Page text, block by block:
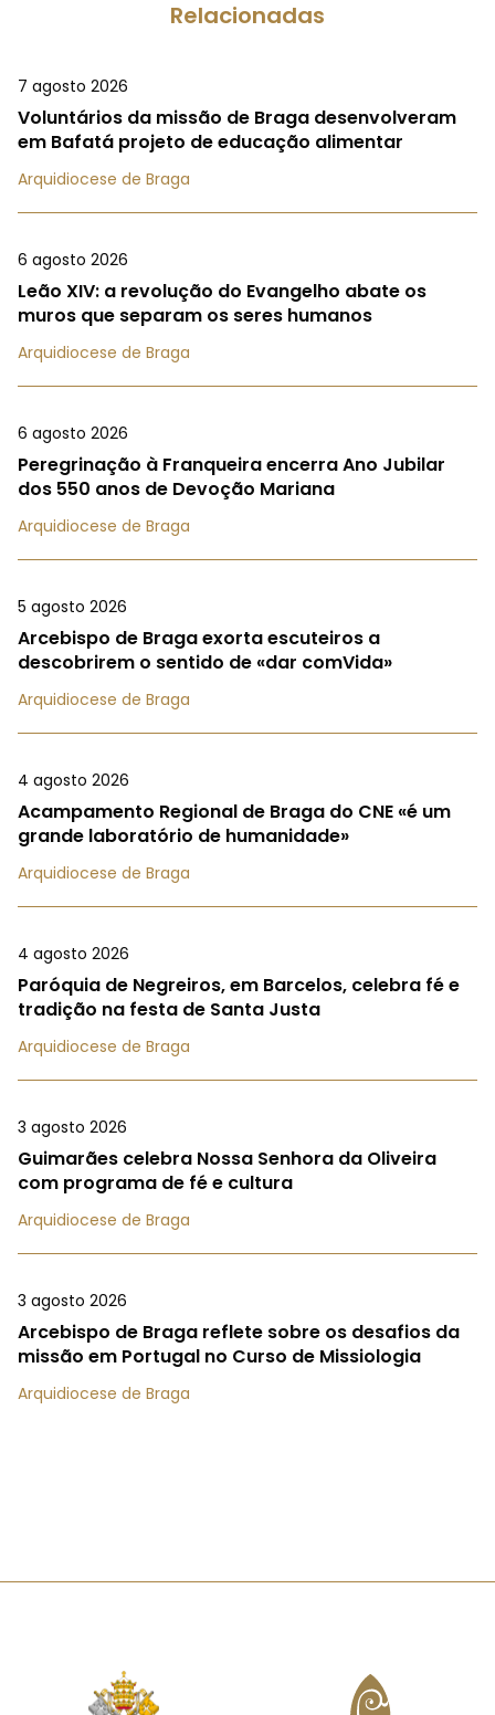
Relacionadas
7 agosto 2026
Voluntários da missão de Braga desenvolveram
em Bafatá projeto de educação alimentar
Arquidiocese de Braga
6 agosto 2026
Leão XIV: a revolução do Evangelho abate os
muros que separam os seres humanos
Arquidiocese de Braga
6 agosto 2026
Peregrinação à Franqueira encerra Ano Jubilar
dos 550 anos de Devoção Mariana
Arquidiocese de Braga
5 agosto 2026
Arcebispo de Braga exorta escuteiros a
descobrirem o sentido de «dar comVida»
Arquidiocese de Braga
4 agosto 2026
Acampamento Regional de Braga do CNE «é um
grande laboratório de humanidade»
Arquidiocese de Braga
4 agosto 2026
Paróquia de Negreiros, em Barcelos, celebra fé e
tradição na festa de Santa Justa
Arquidiocese de Braga
3 agosto 2026
Guimarães celebra Nossa Senhora da Oliveira
com programa de fé e cultura
Arquidiocese de Braga
3 agosto 2026
Arcebispo de Braga reflete sobre os desafios da
missão em Portugal no Curso de Missiologia
Arquidiocese de Braga